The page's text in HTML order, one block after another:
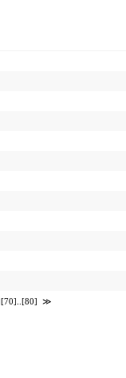
[70] [80] ≫